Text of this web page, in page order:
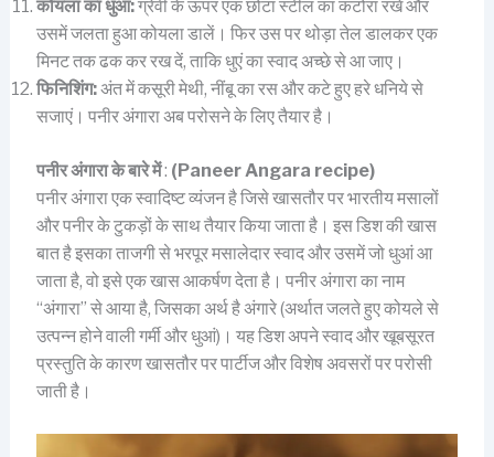
कोयला का धुआं:ग्रेवी के ऊपर एक छोटा स्टील का कटोरा रखें और
उसमें जलता हुआ कोयला डालें। फिर उस पर थोड़ा तेल डालकर एक
मिनट तक ढक कर रख दें, ताकि धुएं का स्वाद अच्छे से आ जाए।
फिनिशिंग:अंत में कसूरी मेथी, नींबू का रस और कटे हुए हरे धनिये से
सजाएं। पनीर अंगारा अब परोसने के लिए तैयार है।
पनीर अंगारा के बारे में: (Paneer Angara recipe)
पनीर अंगारा एक स्वादिष्ट व्यंजन है जिसे खासतौर पर भारतीय मसालों
और पनीर के टुकड़ों के साथ तैयार किया जाता है। इस डिश की खास
बात है इसका ताजगी से भरपूर मसालेदार स्वाद और उसमें जो धुआं आ
जाता है, वो इसे एक खास आकर्षण देता है। पनीर अंगारा का नाम
“अंगारा” से आया है, जिसका अर्थ है अंगारे (अर्थात जलते हुए कोयले से
उत्पन्न होने वाली गर्मी और धुआं)। यह डिश अपने स्वाद और खूबसूरत
प्रस्तुति के कारण खासतौर पर पार्टीज और विशेष अवसरों पर परोसी
जाती है।